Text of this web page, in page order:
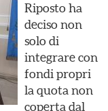
Riposto ha
deciso non
solo di
integrare con
fondi propri
la quota non
coperta dal